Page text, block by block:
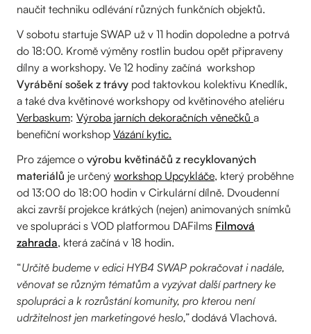
naučit techniku odlévání různých funkčních objektů.
V sobotu startuje SWAP už v 11 hodin dopoledne a potrvá
do 18:00. Kromě výměny rostlin budou opět připraveny
dílny a workshopy. Ve 12 hodiny začíná workshop
Vyrábění sošek z trávy pod taktovkou kolektivu Knedlík,
a také dva květinové workshopy od květinového ateliéru
Verbaskum: Výroba jarních dekoračních věnečků a
benefiční workshop Vázání kytic.
Pro zájemce o výrobu květináčů z recyklovaných
materiálů je určený workshop Upcykláče, který proběhne
od 13:00 do 18:00 hodin v Cirkulární dílně. Dvoudenní
akci završí projekce krátkých (nejen) animovaných snímků
ve spolupráci s VOD platformou DAFilms Filmová
zahrada, která začíná v 18 hodin.
“Určitě budeme v edici HYB4 SWAP pokračovat i nadále,
věnovat se různým tématům a vyzývat další partnery ke
spolupráci a k rozrůstání komunity, pro kterou není
udržitelnost jen marketingové heslo,”dodává Vlachová.